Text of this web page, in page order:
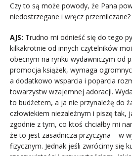
Czy to są może powody, że Pana
niedostrzegane i wręcz przemilczane?
AJS: Trudno mi odnieść się do tego
kilkakrotnie od innych czytelników
obecnym na rynku wydawniczym od
promocja książek, wymaga
a dodatkowo wsparcia i poparcia
towarzystw wzajemnej adoracji.
to budżetem, a ja nie przynależę do
człowiekiem niezależnym i piszę tak,
zgodnie z tym, co ktoś chciałby mi
że to jest zasadnicza przyczyna – w
fizycznym. Jednak jeśli zwrócimy się